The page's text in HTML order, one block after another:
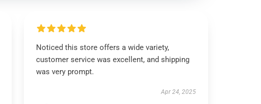
Noticed this store offers a wide variety,
customer service was excellent, and shipping
was very prompt.
Apr 24, 2025